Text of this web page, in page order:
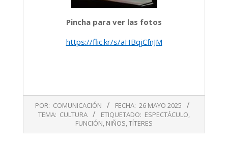
Pincha para ver las fotos
https://flic.kr/s/aHBqjCfnJM
POR: COMUNICACIÓN FECHA: 26 MAYO 2025
TEMA: CULTURA ETIQUETADO: ESPECTÁCULO,
FUNCIÓN, NIÑOS,TÍTERES